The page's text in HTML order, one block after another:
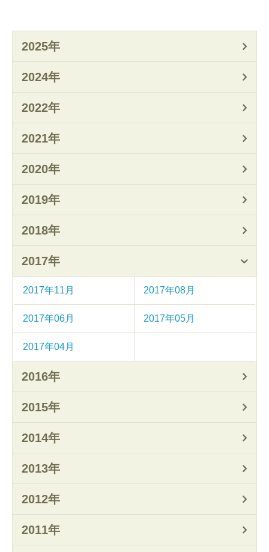
2025年
2024年
2022年
2021年
2020年
2019年
2018年
2017年
2017年11月 2017年08月
2017年06月 2017年05月
2017年04月
2016年
2015年
2014年
2013年
2012年
2011年